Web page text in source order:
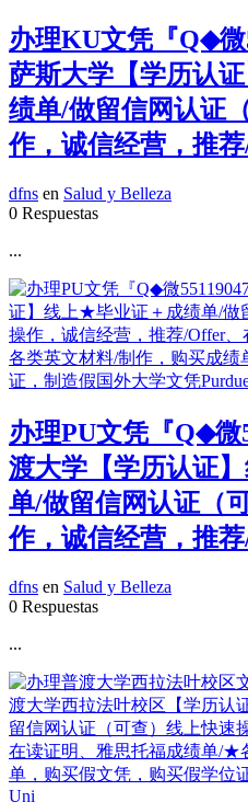
办理KU文凭『Q◆微
萨斯大学【学历认
绩单/做留信网认证
作，诚信经营，推
dfns en Salud y Belleza
0 Respuestas
...
办理PU文凭『Q◆微
渡大学【学历认证
单/做留信网认证（
作，诚信经营，推
dfns en Salud y Belleza
0 Respuestas
...